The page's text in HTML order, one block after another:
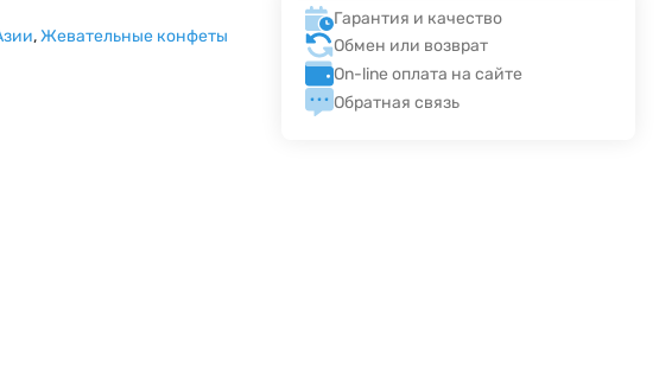
,Жевательные конфеты
Гарантия и качество
Обмен или возврат
On-line оплата на сайте
Обратная связь